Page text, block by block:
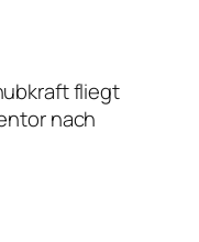
fliegt
nach